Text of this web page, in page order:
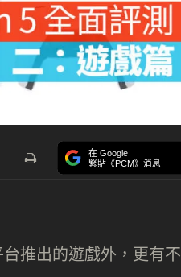
在 Google
緊貼《PCM》消息
推出的遊戲外，更有不